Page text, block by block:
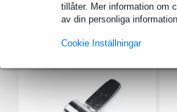
tillåter. Mer information om
av din personliga
Cookie Inställningar